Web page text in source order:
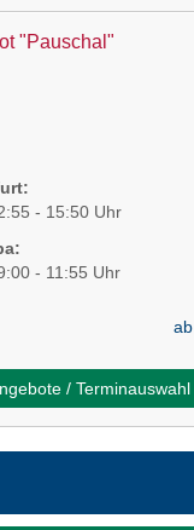
"Pauschal"
- 15:50 Uhr
- 11:55 Uhr
ab
/ Terminauswahl